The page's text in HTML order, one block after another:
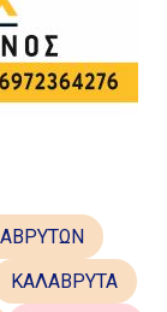
ΚΑΛΑΒΡΥΤΑ